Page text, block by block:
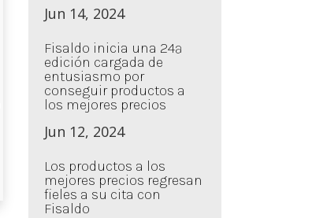
Jun 14, 2024
Fisaldo inicia una 24ª
edición cargada de
entusiasmo por
conseguir productos a
los mejores precios
Jun 12, 2024
Los productos a los
mejores precios regresan
fieles a su cita con
Fisaldo